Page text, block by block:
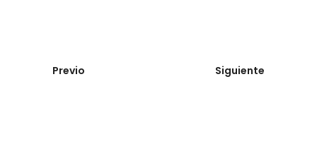
Previo Siguiente